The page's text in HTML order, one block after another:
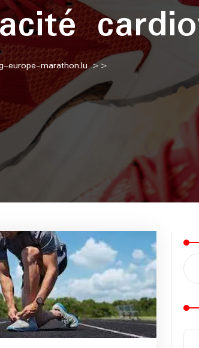
europe-marathon.lu>>